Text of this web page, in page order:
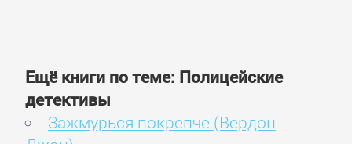
Ещё книги по теме: Полицейские
детективы
Зажмурься покрепче (Вердон